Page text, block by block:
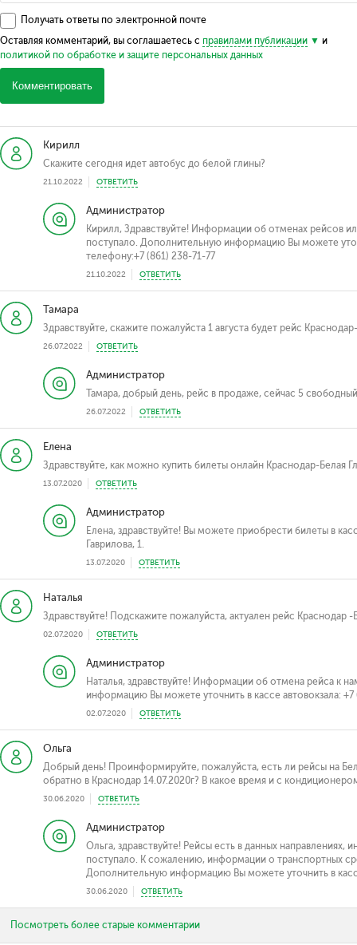
Получать ответы по электронной почте
Оставляя комментарий, вы соглашаетесь с правилами публикации
и
политикой по обработке и защите персональных данных
Комментировать
Кирилл
Скажите сегодня идет автобус до белой глины?
21.10.2022 ОТВЕТИТЬ
Администратор
Кирилл, Здравствуйте! Информации об отменах рейсов
поступало. Дополнительную информацию Вы можете
телефону:+7 (861) 238-71-77
21.10.2022 ОТВЕТИТЬ
Тамара
Здравствуйте, скажите пожалуйста 1 августа будет рейс
26.07.2022 ОТВЕТИТЬ
Администратор
Тамара, добрый день, рейс в продаже, сейчас 5
26.07.2022 ОТВЕТИТЬ
Елена
Здравствуйте, как можно купить билеты онлайн Краснодар-Белая
13.07.2020 ОТВЕТИТЬ
Администратор
Елена, здравствуйте! Вы можете приобрести билеты в
Гаврилова, 1.
13.07.2020 ОТВЕТИТЬ
Наталья
Здравствуйте! Подскажите пожалуйста, актуален рейс Краснодар -
02.07.2020 ОТВЕТИТЬ
Администратор
Наталья, здравствуйте! Информации об отмена рейса к
информацию Вы можете уточнить в кассе автовокзала:
02.07.2020 ОТВЕТИТЬ
Ольга
Добрый день! Проинформируйте, пожалуйста, есть ли рейсы на
обратно в Краснодар 14.07.2020г? В какое время и с
30.06.2020 ОТВЕТИТЬ
Администратор
Ольга, здравствуйте! Рейсы есть в данных
поступало. К сожалению, информации о транспортных
Дополнительную информацию Вы можете уточнить в
30.06.2020 ОТВЕТИТЬ
Посмотреть более старые комментарии